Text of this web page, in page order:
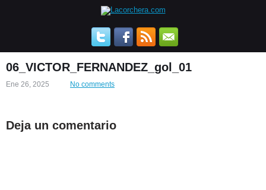
06_VICTOR_FERNANDEZ_gol_01
Ene 26, 2025 No comments
Deja un comentario